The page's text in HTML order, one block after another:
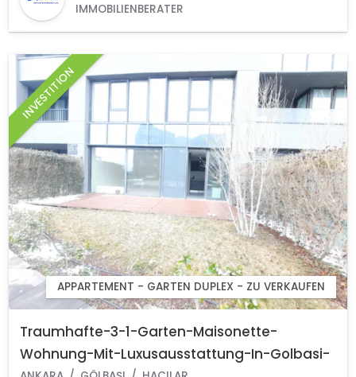
IMMOBILIENBERATER
INVESTITION
APPARTEMENT - GARTEN DUPLEX - ZU VERKAUFEN
Traumhafte-3-1-Garten-Maisonette-
Wohnung-Mit-Luxusausstattung-In-Golbasi-